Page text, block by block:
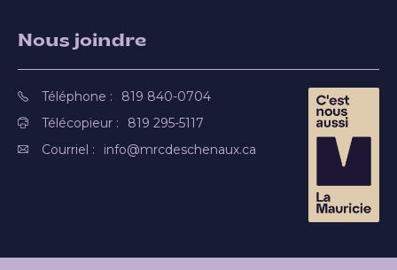
Nous joindre
Téléphone :
819 840-0704
Télécopieur :
819 295-5117
Courriel :
info@mrcdeschenaux.ca